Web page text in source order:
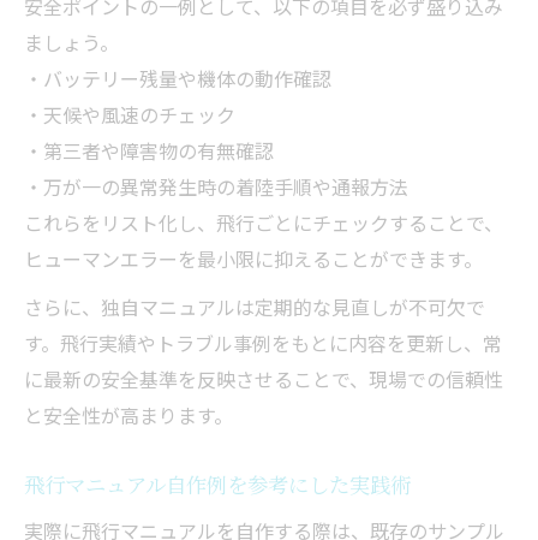
イント
安全資格取得のためのスクール活用術
安全ポイントの一例として、以下の項目を必ず盛り込み
ましょう。
・バッテリー残量や機体の動作確認
・天候や風速のチェック
・第三者や障害物の有無確認
・万が一の異常発生時の着陸手順や通報方法
これらをリスト化し、飛行ごとにチェックすることで、
ヒューマンエラーを最小限に抑えることができます。
さらに、独自マニュアルは定期的な見直しが不可欠で
す。飛行実績やトラブル事例をもとに内容を更新し、常
に最新の安全基準を反映させることで、現場での信頼性
と安全性が高まります。
飛行マニュアル自作例を参考にした実践術
実際に飛行マニュアルを自作する際は、既存のサンプル